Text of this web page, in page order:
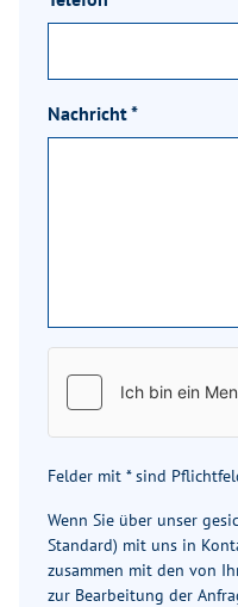
Nachricht*
Felder mit * sind
Wenn Sie über unser
Standard) mit uns in
zusammen mit den von
zur Bearbeitung der